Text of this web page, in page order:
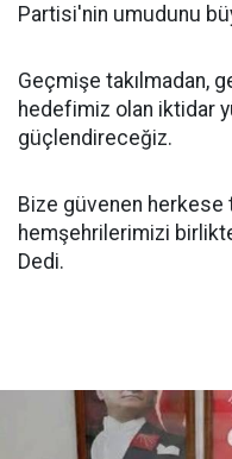
Partisi'nin umudunu
Geçmişe takılmadan,
hedefimiz olan iktidar
güçlendireceğiz.
Bize güvenen herkese
hemşehrilerimizi
Dedi.